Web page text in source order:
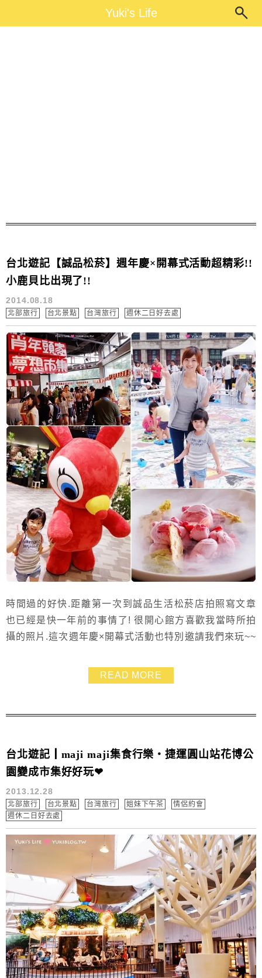
Yuki's LifeYuki's Life
台北遊記【誠品松菸】週年慶×開幕式活動超精彩!!
小鹿貝比出現了!!
2014.08.18
北部旅行 台北景點 台灣旅行 週休二日好去處
時間過的好快.距離第一次到誠品生活松菸店拍照寫文章
也已經是快一年前的事情了! 很開心館方喜歡我當時所拍
攝的照片.這次週年慶×開幕式活動也特別邀請我們來玩~~
文創相關活動都很精彩 當天我們用身體當畫筆完成巨幅
畫作、見到可愛小鹿貝比、參與啤酒分享會以及夢想市
肯定會有很多收獲的!
READ MORE
台北遊記┃maji maji集食行樂‧捷運圓山站花博公
園變成市集好好玩❤
2013.12.28
北部旅行 台北景點 台灣旅行 姐妹下午茶
情侶約會
週休二日好去處